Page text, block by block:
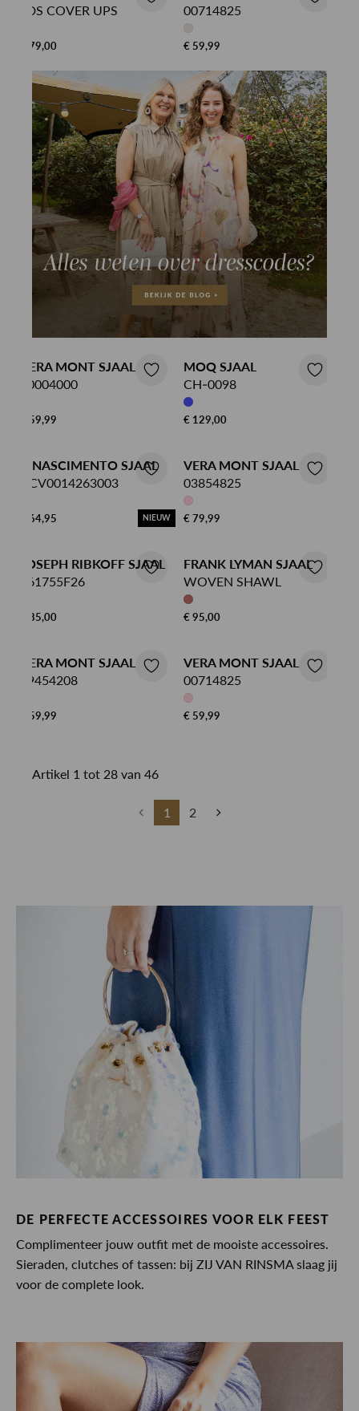
LDS COVER UPS
€ 79,00
00714825
€ 59,99
VERA MONT SJAAL
40004000
€ 59,99
MOQ SJAAL
CH-0098
€ 129,00
RINASCIMENTO SJAAL
ACV0014263003
€ 64,95 NIEUW
VERA MONT SJAAL
03854825
€ 79,99
JOSEPH RIBKOFF SJAAL
261755F26
€ 85,00
FRANK LYMAN SJAAL
WOVEN SHAWL
€ 95,00
VERA MONT SJAAL
49454208
€ 59,99
VERA MONT SJAAL
00714825
€ 59,99
Artikel 1 tot 28 van 46
1 2
DE PERFECTE ACCESSOIRES VOOR ELK FEEST
Complimenteer jouw outfit met de mooiste accessoires.
Sieraden, clutches of tassen: bij ZIJ VAN RINSMA slaag jij
voor de complete look.